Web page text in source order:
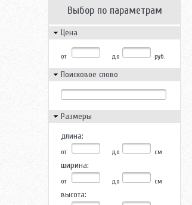
Выбор по параметрам
Цена
от до руб.
Поисковое слово
Размеры
длина:
от до см
ширина:
от до см
высота: